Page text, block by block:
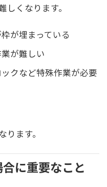
くなります。
が埋まっている
が難しい
クなど特殊作業が必要
ります。
に重要なこと